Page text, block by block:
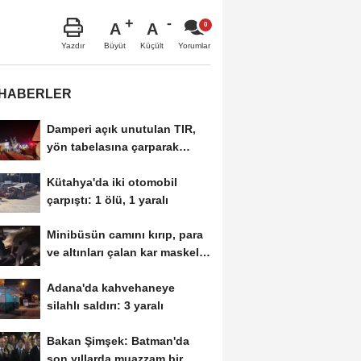
Yazdır
A
Büyüt
A
Küçült Yorumlar
Damperi açık unutulan TIR,
yön tabelasına çarparak
Kütahya'da iki otomobil
çarpıştı: 1 ölü, 1 yaralı
Minibüsün camını kırıp, para
ve altınları çalan kar maskeli
Adana'da kahvehaneye
silahlı saldırı: 3 yaralı
Bakan Şimşek: Batman'da